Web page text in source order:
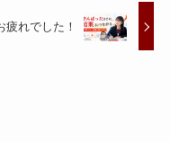
疲れでした！